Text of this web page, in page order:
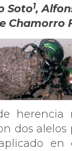
Soto1,
Chamorro
herencia
dos alelos
en